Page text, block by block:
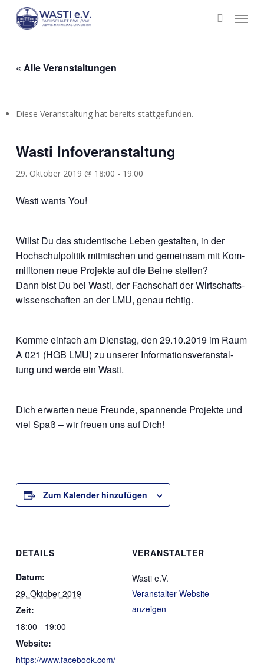
search
Menu
« Alle Veranstaltungen
Diese Veranstaltung hat bereits stattgefunden.
Wasti Infoveranstaltung
29. Oktober 2019 @ 18:00 - 19:00
Was­ti wants You!
Willst Du das stu­den­ti­sche Leben gestal­ten, in der
Hoch­schul­po­li­tik mit­mi­schen und gemein­sam mit Kom­
mi­li­to­nen neue Pro­jek­te auf die Bei­ne stellen?
Dann bist Du bei Was­ti, der Fach­schaft der Wirt­schafts­
wis­sen­schaf­ten an der LMU, genau richtig.
Kom­me ein­fach am Diens­tag, den 29.10.2019 im Raum
A 021 (HGB LMU) zu unse­rer Infor­ma­ti­ons­ver­an­stal­
tung und wer­de ein Wasti.
Dich erwar­ten neue Freun­de, span­nen­de Pro­jek­te und
viel Spaß – wir freu­en uns auf Dich!
Zum Kalender hinzufügen
DETAILS
Datum:
29. Oktober 2019
Zeit:
18:00 - 19:00
Website:
https://www.facebook.com/
VERANSTALTER
Wasti e.V.
Veranstalter-Website
anzeigen